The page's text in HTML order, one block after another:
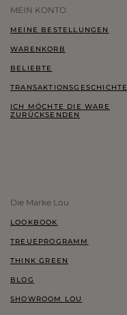
MEIN KONTO
MEINE BESTELLUNGEN
WARENKORB
BELIEBTE
TRANSAKTIONSGESCHICHTE
ICH MÖCHTE DIE WARE
ZURÜCKSENDEN
Die Marke Lou
LOOKBOOK
TREUEPROGRAMM
THINK GREEN
BLOG
SHOWROOM LOU